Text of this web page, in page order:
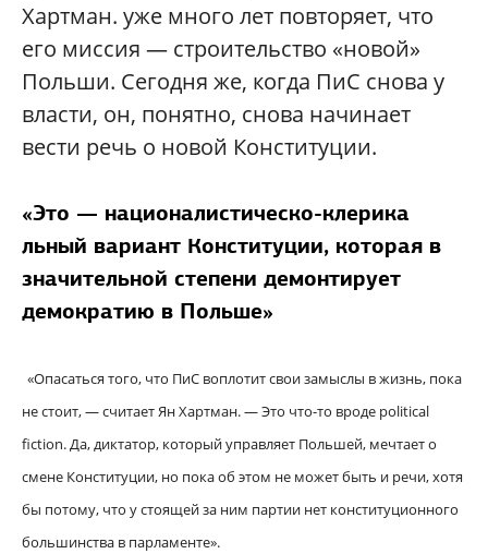
Хартман. уже много лет повторяет, что
его миссия — строительство «новой»
Польши. Сегодня же, когда ПиС снова у
власти, он, понятно, снова начинает
вести речь о новой Конституции.
«Это — националистическо-клерика
льный вариант Конституции, которая в
значительной степени демонтирует
демократию в Польше»
«Опасаться того, что ПиС воплотит свои замыслы в жизнь, пока
не стоит, — считает Ян Хартман. — Это что-то вроде political
fiction. Да, диктатор, который управляет Польшей, мечтает о
смене Конституции, но пока об этом не может быть и речи, хотя
бы потому, что у стоящей за ним партии нет конституционного
большинства в парламенте».